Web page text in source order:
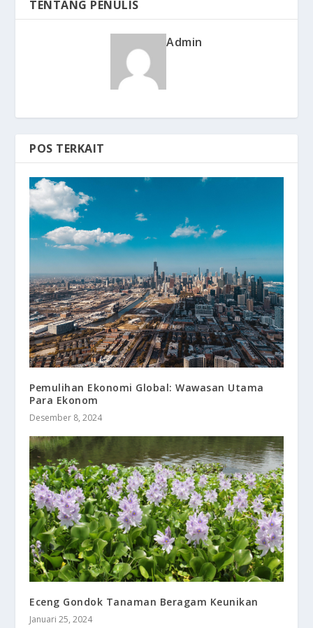
TENTANG PENULIS
Admin
POS TERKAIT
Pemulihan Ekonomi Global: Wawasan Utama
Para Ekonom
Desember 8, 2024
Eceng Gondok Tanaman Beragam Keunikan
Januari 25, 2024